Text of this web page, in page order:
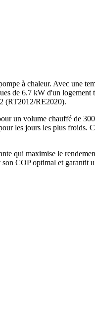
à chaleur. Avec une
de 6.7 kW d'un logement
(RT2012/RE2020).
un volume chauffé de
les jours les plus froids.
qui maximise le
COP optimal et garantit